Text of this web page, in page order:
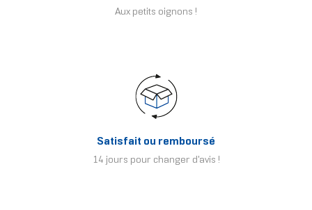
Aux petits oignons !
Satisfait ou remboursé
14 jours pour changer d'avis !